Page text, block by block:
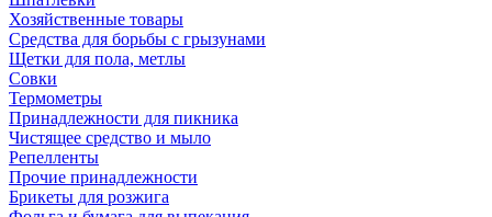
Хозяйственные товары
Средства для борьбы с грызунами
Щетки для пола, метлы
Совки
Термометры
Принадлежности для пикника
Чистящее средство и мыло
Репелленты
Прочие принадлежности
Брикеты для розжига